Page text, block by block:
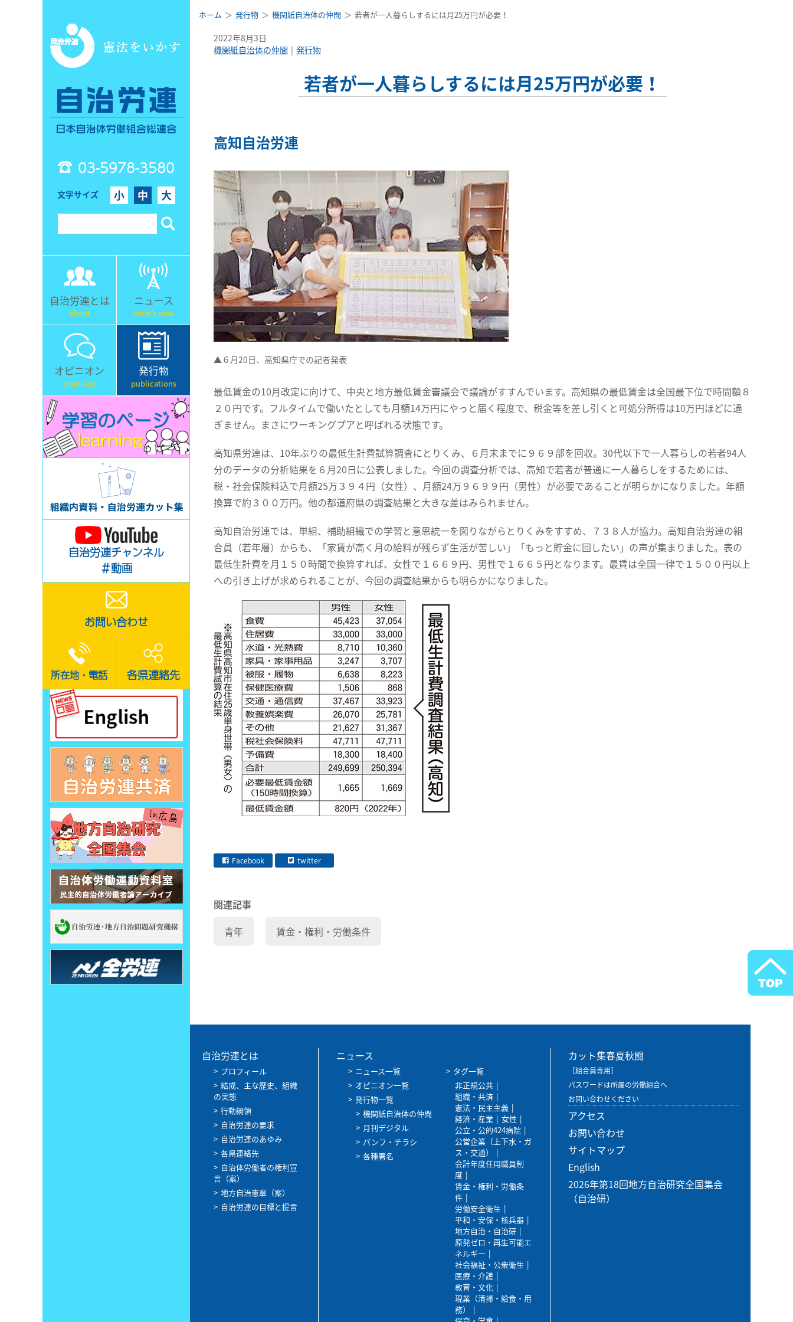
03-5978-3580
文字サイズ 小 中 大
自治労連とは
about
ニュース
what's new
オピニオン
opinions
発行物
publications
自治労連チャンネル
＃動画
お問い合わせ
所在地・電話 各県連絡先
ホーム 発行物 機関紙自治体の仲間 若者が一人暮らしするには月25万円が必要！
2022年8月3日
機関紙自治体の仲間
発行物
若者が一人暮らしするには月25万円が必要！
高知自治労連
▲６月20日、高知県庁での記者発表
最低賃金の10月改定に向けて、中央と地方最低賃金審議会で議論がすすんでいます。高知県の最低賃金は全国最下位で時間額８
２０円です。フルタイムで働いたとしても月額14万円にやっと届く程度で、税金等を差し引くと可処分所得は10万円ほどに過
ぎません。まさにワーキングプアと呼ばれる状態です。
高知県労連は、10年ぶりの最低生計費試算調査にとりくみ、６月末までに９６９部を回収。30代以下で一人暮らしの若者94人
分のデータの分析結果を６月20日に公表しました。今回の調査分析では、高知で若者が普通に一人暮らしをするためには、
税・社会保険料込で月額25万３９４円（女性）、月額24万９６９９円（男性）が必要であることが明らかになりました。年額
換算で約３００万円。他の都道府県の調査結果と大きな差はみられません。
高知自治労連では、単組、補助組織での学習と意思統一を図りながらとりくみをすすめ、７３８人が協力。高知自治労連の組
合員（若年層）からも、「家賃が高く月の給料が残らず生活が苦しい」「もっと貯金に回したい」の声が集まりました。表の
最低生計費を月１５０時間で換算すれば、女性で１６６９円、男性で１６６５円となります。最賃は全国一律で１５００円以上
への引き上げが求められることが、今回の調査結果からも明らかになりました。
Facebook twitter
関連記事
青年
賃金・権利・労働条件
自治労連とは
プロフィール
結成、主な歴史、組織
の実態
行動綱領
自治労連の要求
自治労連のあゆみ
各県連絡先
自治体労働者の権利宣
言（案）
地方自治憲章（案）
自治労連の目標と提言
ニュース
ニュース一覧
オピニオン一覧
発行物一覧
機関紙自治体の仲間
月刊デジタル
パンフ・チラシ
各種署名
タグ一覧
非正規公共
組織・共済
憲法・民主主義
経済・産業
女性
公立・公的424病院
公営企業（上下水・ガ
ス・交通）
会計年度任用職員制
度
賃金・権利・労働条
件
労働安全衛生
平和・安保・核兵器
地方自治・自治研
原発ゼロ・再生可能エ
ネルギー
社会福祉・公衆衛生
医療・介護
教育・文化
現業（清掃・給食・用
務）
カット集春夏秋闘
［組合員専用］
パスワードは所属の労働組合へ
お問い合わせください
アクセス
お問い合わせ
サイトマップ
English
2026年第18回地方自治研究全国集会
（自治研）